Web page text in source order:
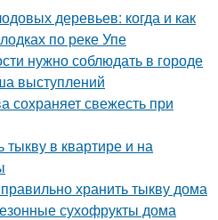
деревьев: когда и как
по реке Упе
нужно соблюдать в городе
выступлений
сохраняет свежесть при
тыкву в квартире и на
хранить тыкву дома
сухофрукты дома